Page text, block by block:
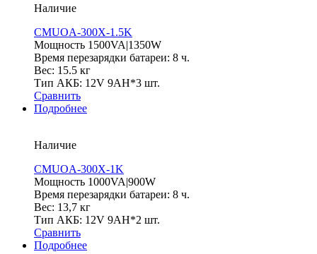
Наличие
CMUOA-300X-1.5K
Мощность 1500VA|1350W
Время перезарядки батареи: 8 ч.
Вес: 15.5 кг
Тип АКБ: 12V 9AH*3 шт.
Сравнить
Подробнее
Наличие
CMUOA-300X-1K
Мощность 1000VA|900W
Время перезарядки батареи: 8 ч.
Вес: 13,7 кг
Тип АКБ: 12V 9AH*2 шт.
Сравнить
Подробнее